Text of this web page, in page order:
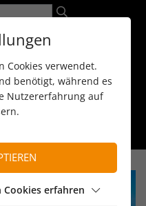
15
Cookies verwendet.
benötigt, während es
Nutzererfahrung auf
erfahren